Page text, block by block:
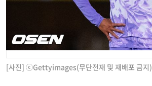
[사진] ⓒGettyimages(무단전재 및 재배포 금지)